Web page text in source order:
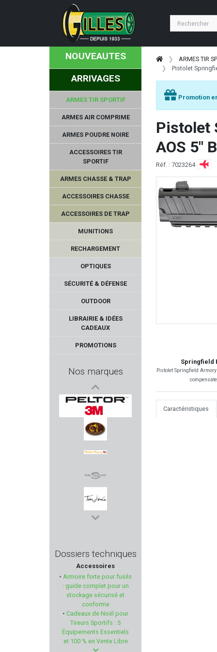
NOUVEAUTES
ARRIVAGES
ARMES TIR SPORTIF
ARMES AIR COMPRIME
ARMES POUDRE NOIRE
ACCESSOIRES TIR
SPORTIF
ARMES CHASSE & TRAP
ACCESSOIRES CHASSE
ACCESSOIRES DE TRAP
MUNITIONS
RECHARGEMENT
OPTIQUES
SÉCURITÉ & DÉFENSE
OUTDOOR
LIBRAIRIE & IDÉES
CADEAUX
PROMOTIONS
Nos marques
EUROHUNT
PELTOR 3M
CLUB INTERCHASSE
WINDHAM WEAPONRY
TDC
TOM JOULE
THOMPSON/CENTER
SIG SAUER
PACHMAYR
MOJO OUTDOORS
Dossiers techniques
Accessoires
• Armoire forte pour fusils
: guide complet pour un
stockage sécurisé et
conforme
• Cadeaux de Noël pour
Tireurs Sportifs : 5
Équipements Essentiels
et 100 % en Vente Libre
ARMES TIR
Pistolet
Promotion
Pistolet
AOS 5"
Réf. : 7023264
Springfield
Pistolet Springfield
Caractéristiques